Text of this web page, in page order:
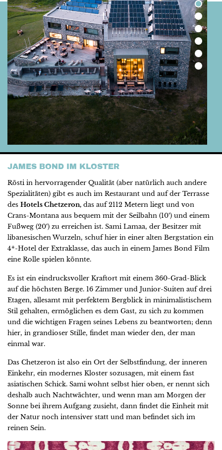
JAMES BOND IM KLOSTER
Rösti in hervorragender Qualität (aber natürlich auch andere
Spezialitäten) gibt es auch im Restaurant und auf der Terrasse
des Hotels Chetzeron, das auf 2112 Metern liegt und von
Crans-Montana aus bequem mit der Seilbahn (10‘) und einem
Fußweg (20‘) zu erreichen ist. Sami Lamaa, der Besitzer mit
libanesischen Wurzeln, schuf hier in einer alten Bergstation ein
4*-Hotel der Extraklasse, das auch in einem James Bond Film
eine Rolle spielen könnte.
Es ist ein eindrucksvoller Kraftort mit einem 360-Grad-Blick
auf die höchsten Berge. 16 Zimmer und Junior-Suiten auf drei
Etagen, allesamt mit perfektem Bergblick in minimalistischem
Stil gehalten, ermöglichen es dem Gast, zu sich zu kommen
und die wichtigen Fragen seines Lebens zu beantworten; denn
hier, in grandioser Stille, findet man wieder den, der man
einmal war.
Das Chetzeron ist also ein Ort der Selbstfindung, der inneren
Einkehr, ein modernes Kloster sozusagen, mit einem fast
asiatischen Schick. Sami wohnt selbst hier oben, er nennt sich
deshalb auch Nachtwächter, und wenn man am Morgen der
Sonne bei ihrem Aufgang zusieht, dann findet die Einheit mit
der Natur noch intensiver statt und man befindet sich im
reinen Sein.